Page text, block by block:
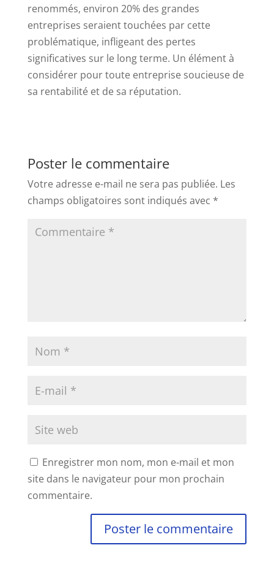
renommés, environ 20% des grandes
entreprises seraient touchées par cette
problématique, infligeant des pertes
significatives sur le long terme. Un élément à
considérer pour toute entreprise soucieuse de
sa rentabilité et de sa réputation.
Poster le commentaire
Votre adresse e-mail ne sera pas publiée. Les
champs obligatoires sont indiqués avec *
Enregistrer mon nom, mon e-mail et mon
site dans le navigateur pour mon prochain
commentaire.